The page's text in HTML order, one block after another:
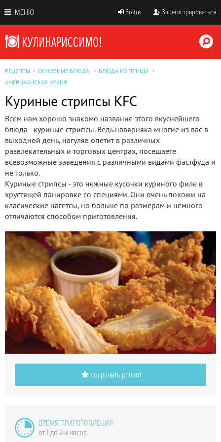
МЕНЮ Войти Зарегистрироваться
РЕЦЕПТЫ ОСНОВНЫЕ БЛЮДА
БЛЮДА ИЗ ПТИЦЫ
АМЕРИКАНСКАЯ КУХНЯ
Куриные стрипсы KFC
Всем нам хорошо знакомо название этого вкуснейшего
блюда - куриные стрипсы. Ведь навярняка многие из вас в
выходной день, нагуляв опетит в различных
развлекательных и торговых центрах, посещаете
всевозможные заведения с различными видами фастфуда и
не только.
Куриные стрипсы - это нежные кусочки куриного филе в
хрустящей панировке со специями. Они очень похожи на
класические нагетсы, но больше по размерам и немного
отличаются способом приготовления.
сохранить рецепт
ВРЕМЯ ПРИГОТОВЛЕНИЯ
от 1 до 2-х часов